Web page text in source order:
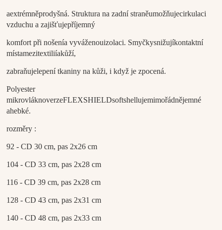
aextrémněprodyšná. Struktura nazadní straněumožňujecirkulaci
vzduchu a zajišťujepříjemný
komfort při nošenía vyváženouizolaci. Smyčkysnižujíkontaktní
místamezitextiliíakůží,
zabraňujelepení tkaniny na kůži, i když je zpocená.
Polyester
mikrovláknoverzeFLEXSHIELDsoftshellujemimořádnějemné
ahebké.
rozměry :
92 - CD 30 cm, pas 2x26 cm
104 - CD 33 cm, pas 2x28 cm
116 - CD 39 cm, pas 2x28 cm
128 - CD 43 cm, pas 2x31 cm
140 - CD 48 cm, pas 2x33 cm